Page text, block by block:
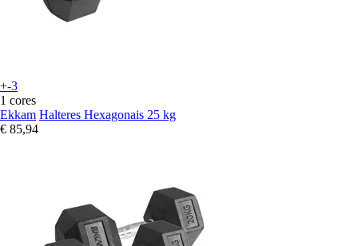
+-3
1 cores
Ekkam Halteres Hexagonais 25 kg
€ 85,94